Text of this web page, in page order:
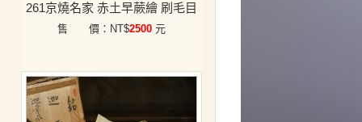
261京燒名家 赤土早蕨繪 刷毛目
售 價：NT$2500 元